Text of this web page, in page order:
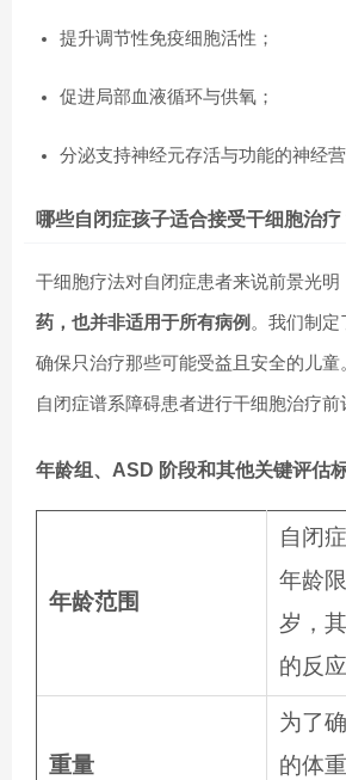
提升调节性免疫细胞活性；
促进局部血液循环与供氧；
分泌支持神经元存活与功能的神经营
哪些自闭症孩子适合接受干细胞治疗
干细胞疗法对自闭症患者来说前景光明
药，也并非适用于所有病例 。我们制定
确保只治疗那些可能受益且安全的儿
自闭症谱系障碍患者进行干细胞治疗前
年龄组、ASD 阶段和其他关键评估
年龄范围
自闭
年龄
岁，
的反
重量
为了
的体